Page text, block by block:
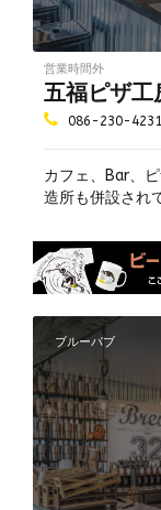
五福ピザ
営業時間外
086-230-4231
カフェ、Bar、
造所も併設され
ブルーパブ